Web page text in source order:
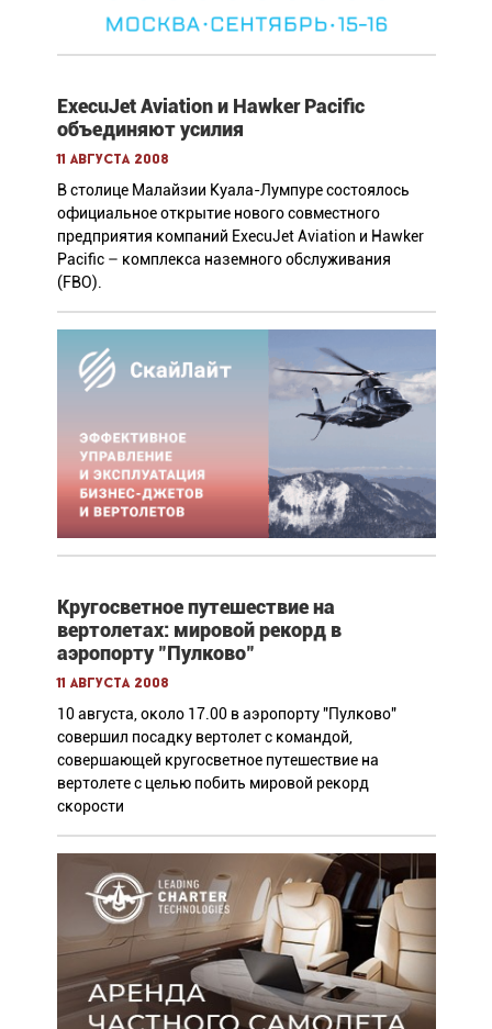
ExecuJet Aviation и Hawker Pacific
объединяют усилия
11 августа 2008
В столице Малайзии Куала-Лумпуре состоялось
официальное открытие нового совместного
предприятия компаний ExecuJet Aviation и Hawker
Pacific – комплекса наземного обслуживания
(FBO).
Кругосветное путешествие на
вертолетах: мировой рекорд в
аэропорту "Пулково"
11 августа 2008
10 августа, около 17.00 в аэропорту "Пулково"
совершил посадку вертолет с командой,
совершающей кругосветное путешествие на
вертолете с целью побить мировой рекорд
скорости